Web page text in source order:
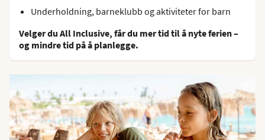
Underholdning, barneklubb og aktiviteter for barn
Velger du All Inclusive, får du mer tid til å nyte ferien –
og mindre tid på å planlegge.